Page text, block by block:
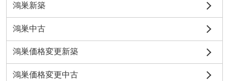
鴻巣新築
鴻巣中古
鴻巣価格変更新築
鴻巣価格変更中古